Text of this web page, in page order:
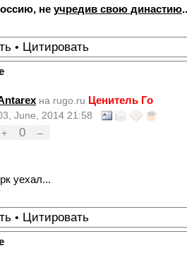
не учредив свою династию
• Цитировать
на rugo.ru Ценитель Го
June, 2014 21:58
+
0 –
уехал...
• Цитировать